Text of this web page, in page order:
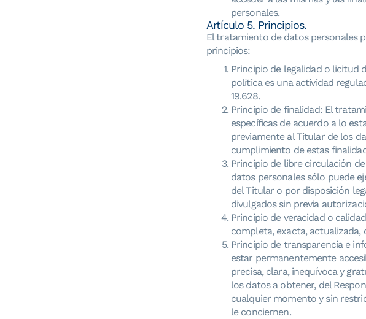
personales.
Artículo 5. Principios.
El tratamiento de datos personales
principios:
Principio de legalidad o licitud
política es una actividad
19.628.
Principio de finalidad: El
específicas de acuerdo a lo
previamente al Titular de los
cumplimiento de estas
Principio de libre circulación
datos personales sólo puede
del Titular o por disposición
divulgados sin previa
Principio de veracidad o
completa, exacta,
Principio de transparencia e
estar permanentemente
precisa, clara, inequívoca y
los datos a obtener, del
cualquier momento y sin
le conciernen.